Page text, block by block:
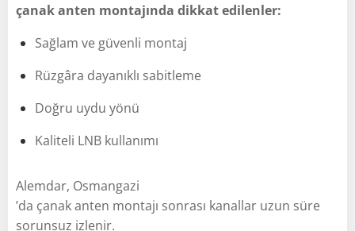
çanak anten montajında dikkat edilenler:
Sağlam ve güvenli montaj
Rüzgâra dayanıklı sabitleme
Doğru uydu yönü
Kaliteli LNB kullanımı
Alemdar, Osmangazi
’da çanak anten montajı sonrası kanallar uzun süre
sorunsuz izlenir.